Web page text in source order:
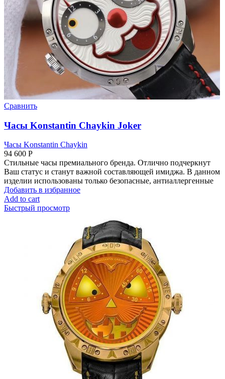
Сравнить
Часы Konstantin Chaykin Joker
Часы Konstantin Chaykin
94 600 Р
Стильные часы премиального бренда. Отлично подчеркнут
Ваш статус и станут важной составляющей имиджа. В данном
изделии использованы только безопасные, антиаллергенные
Добавить в избранное
Add to cart
Быстрый просмотр